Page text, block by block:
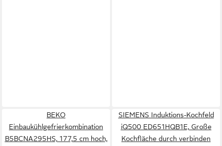
BEKO
Einbaukühlgefrierkombination
B5BCNA295HS, 177,5 cm hoch,
SIEMENS Induktions-Kochfeld
iQ500 ED651HQB1E, Große
Kochfläche durch verbinden